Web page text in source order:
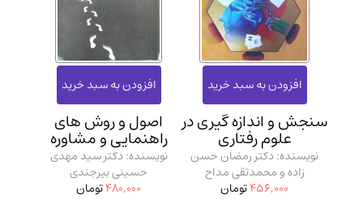
سنجش و اندازه گیری در
علوم رفتاری
نویسنده: دکتر رمضان حسن
زاده و محمدتقی مداح
456,000تومان
اصول و روش های
راهنمایی و مشاوره
نویسنده: دکتر سید مهدی
حسینی بیرجندی
480,000تومان